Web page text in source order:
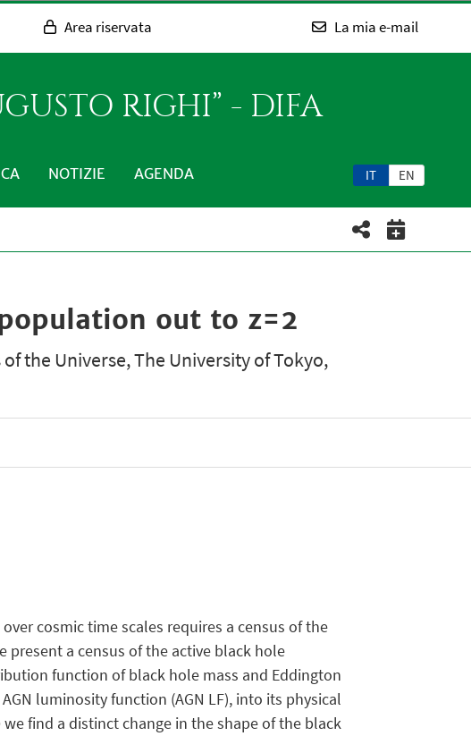
Area riservata La mia e-mail
RIGHI” - DIFA
IT EN
NOTIZIE AGENDA
out to z=2
the Universe, The University of Tokyo,
cosmic time scales requires a census of the
present a census of the active black hole
function of black hole mass and Eddington
luminosity function (AGN LF), into its physical
find a distinct change in the shape of the black